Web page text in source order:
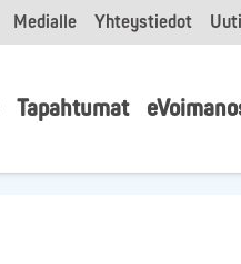
Medialle Yhteystiedot
Tapahtumat